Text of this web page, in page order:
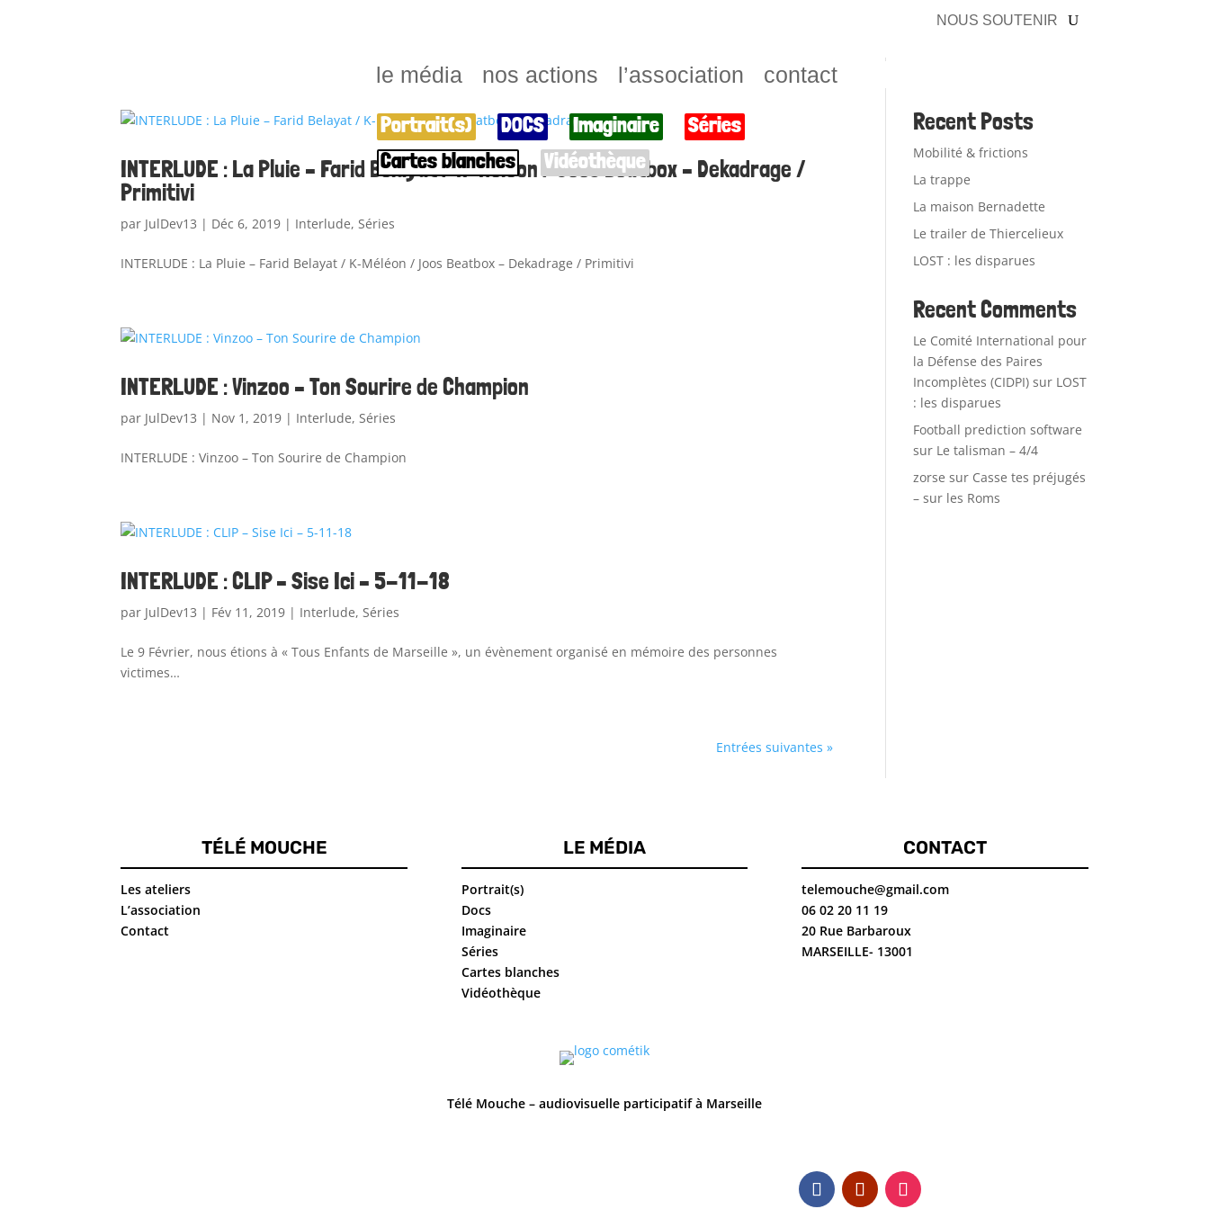
NOUS SOUTENIR
le média nos actions l’association contact
Portrait(s) DOCS Imaginaire
Séries
Cartes blanches
Vidéothèque
INTERLUDE : La Pluie – Farid Belayat / K-Méléon / Joos Beatbox – Dekadrage /
Primitivi
par JulDev13 | Déc 6, 2019 | Interlude, Séries
INTERLUDE : La Pluie – Farid Belayat / K-Méléon / Joos Beatbox – Dekadrage / Primitivi
INTERLUDE : Vinzoo – Ton Sourire de Champion
par JulDev13 | Nov 1, 2019 | Interlude, Séries
INTERLUDE : Vinzoo – Ton Sourire de Champion
INTERLUDE : CLIP – Sise Ici – 5-11-18
par JulDev13 | Fév 11, 2019 | Interlude, Séries
Le 9 Février, nous étions à « Tous Enfants de Marseille », un évènement organisé en mémoire des personnes
victimes…
Entrées suivantes »
Recent Posts
Mobilité & frictions
La trappe
La maison Bernadette
Le trailer de Thiercelieux
LOST : les disparues
Recent Comments
Le Comité International pour
la Défense des Paires
Incomplètes (CIDPI) sur LOST
: les disparues
Football prediction software
sur Le talisman – 4/4
zorse sur Casse tes préjugés
– sur les Roms
TÉLÉ MOUCHE
Les ateliers
L’association
Contact
LE MÉDIA
Portrait(s)
Docs
Imaginaire
Séries
Cartes blanches
Vidéothèque
CONTACT
telemouche@gmail.com
06 02 20 11 19
20 Rue Barbaroux
MARSEILLE- 13001
Télé Mouche – audiovisuelle participatif à Marseille